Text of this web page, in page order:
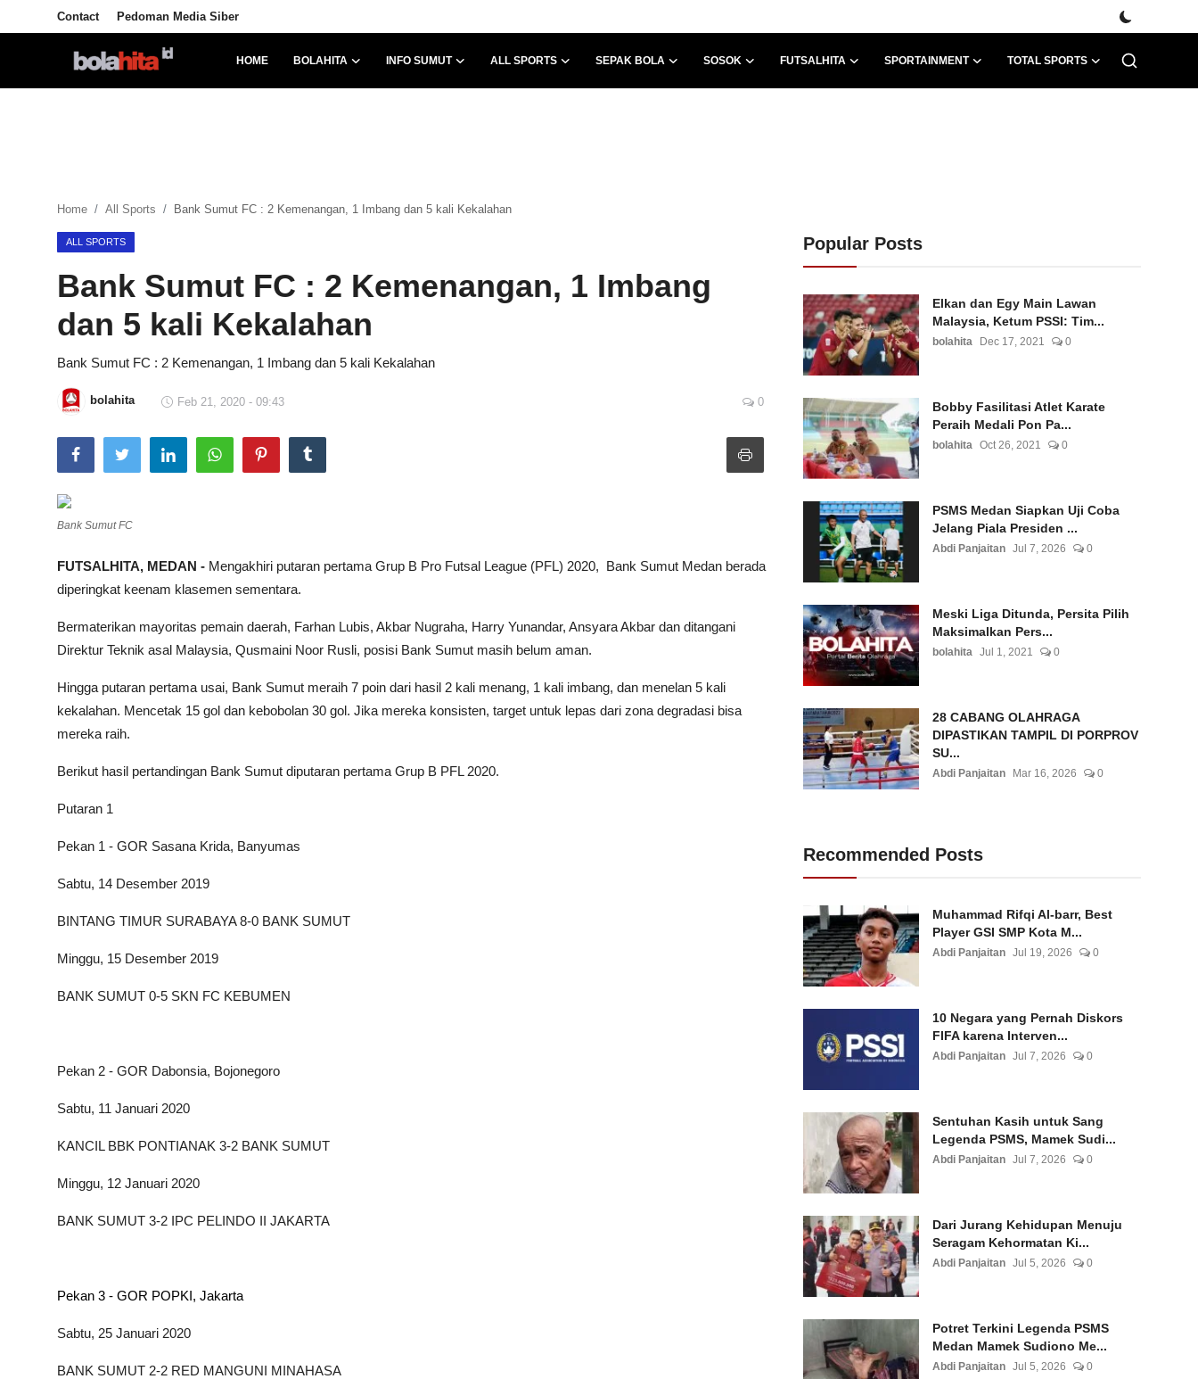
Contact Pedoman Media Siber
HOME BOLAHITA INFO SUMUT ALL SPORTS SEPAK BOLA SOSOK FUTSALHITA SPORTAINMENT TOTAL SPORTS
All Sports
Sportainment
Pedoman Media Siber
Home All Sports Bank Sumut FC : 2 Kemenangan, 1 Imbang dan 5 kali Kekalahan
ALL SPORTS
Bank Sumut FC : 2 Kemenangan, 1 Imbang
dan 5 kali Kekalahan
Bank Sumut FC : 2 Kemenangan, 1 Imbang dan 5 kali Kekalahan
bolahita Feb 21, 2020 - 09:43 0
Bank Sumut FC
FUTSALHITA, MEDAN - Mengakhiri putaran pertama Grup B Pro Futsal League (PFL) 2020, Bank Sumut Medan berada
diperingkat keenam klasemen sementara.
Bermaterikan mayoritas pemain daerah, Farhan Lubis, Akbar Nugraha, Harry Yunandar, Ansyara Akbar dan ditangani
Direktur Teknik asal Malaysia, Qusmaini Noor Rusli, posisi Bank Sumut masih belum aman.
Hingga putaran pertama usai, Bank Sumut meraih 7 poin dari hasil 2 kali menang, 1 kali imbang, dan menelan 5 kali
kekalahan. Mencetak 15 gol dan kebobolan 30 gol. Jika mereka konsisten, target untuk lepas dari zona degradasi bisa
mereka raih.
Berikut hasil pertandingan Bank Sumut diputaran pertama Grup B PFL 2020.
Putaran 1
Pekan 1 - GOR Sasana Krida, Banyumas
Sabtu, 14 Desember 2019
BINTANG TIMUR SURABAYA 8-0 BANK SUMUT
Minggu, 15 Desember 2019
BANK SUMUT 0-5 SKN FC KEBUMEN
Pekan 2 - GOR Dabonsia, Bojonegoro
Sabtu, 11 Januari 2020
KANCIL BBK PONTIANAK 3-2 BANK SUMUT
Minggu, 12 Januari 2020
BANK SUMUT 3-2 IPC PELINDO II JAKARTA
Pekan 3 - GOR POPKI, Jakarta
Sabtu, 25 Januari 2020
BANK SUMUT 2-2 RED MANGUNI MINAHASA
Popular Posts
Elkan dan Egy Main Lawan
Malaysia, Ketum PSSI: Tim...
bolahita Dec 17, 2021 0
Bobby Fasilitasi Atlet Karate
Peraih Medali Pon Pa...
bolahita Oct 26, 2021 0
PSMS Medan Siapkan Uji Coba
Jelang Piala Presiden ...
Abdi Panjaitan Jul 7, 2026 0
Meski Liga Ditunda, Persita Pilih
Maksimalkan Pers...
bolahita Jul 1, 2021 0
28 CABANG OLAHRAGA
DIPASTIKAN TAMPIL DI PORPROV
SU...
Abdi Panjaitan Mar 16, 2026 0
Recommended Posts
Muhammad Rifqi Al-barr, Best
Player GSI SMP Kota M...
Abdi Panjaitan Jul 19, 2026 0
10 Negara yang Pernah Diskors
FIFA karena Interven...
Abdi Panjaitan Jul 7, 2026 0
Sentuhan Kasih untuk Sang
Legenda PSMS, Mamek Sudi...
Abdi Panjaitan Jul 7, 2026 0
Dari Jurang Kehidupan Menuju
Seragam Kehormatan Ki...
Abdi Panjaitan Jul 5, 2026 0
Potret Terkini Legenda PSMS
Medan Mamek Sudiono Me...
Abdi Panjaitan Jul 5, 2026 0